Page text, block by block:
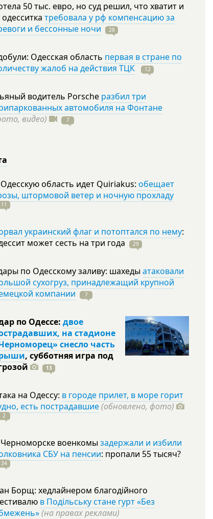
50 тыс. евро, но суд решил, что хватит и
одесситка требовала у рф компенсацию за
и бессонные ночи
28
Одесская область первая в стране по
жалоб на действия ТЦК
12
водитель Porsche разбил три
автомобиля на Фонтане
видео)
7
область идет Quiriakus: обещает
штормовой ветер и ночную прохладу
11
украинский флаг и потоптался по нему:
может сесть на три года 29
по Одесскому заливу: шахеды атаковали
сухогруз, принадлежащий крупной
компании
7
по Одессе: двое
на стадионе
снесло часть
, субботняя игра под
13
на Одессу: в городе прилет, в море горит
есть пострадавшие(обновлено, фото)
2
военкомы задержали и избили
СБУ на пенсии: пропали 55тысяч?
34
Борщ: хедлайнером благодійного
в Подільську стане гурт «Без
(на правах реклами)